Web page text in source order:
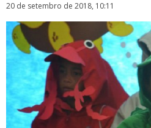
20 de setembro de 2018, 10:11